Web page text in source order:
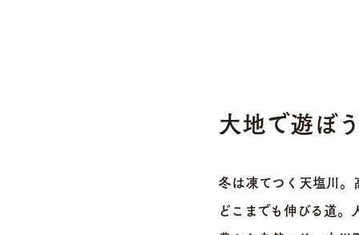
大地で遊ぼ
冬は凍てつく天塩川。
どこまでも伸びる道。